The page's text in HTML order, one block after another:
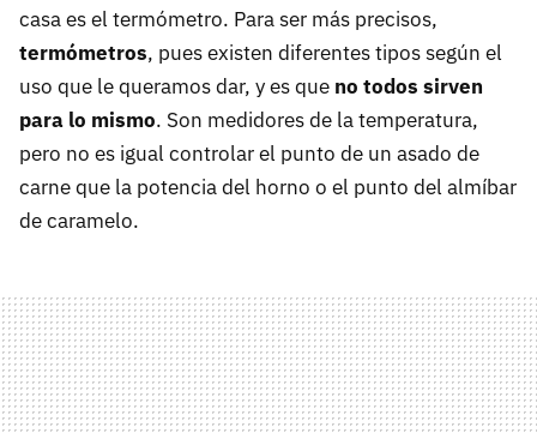
casa es el termómetro. Para ser más precisos,
termómetros, pues existen diferentes tipos según el
uso que le queramos dar, y es que no todos sirven
para lo mismo. Son medidores de la temperatura,
pero no es igual controlar el punto de un asado de
carne que la potencia del horno o el punto del almíbar
de caramelo.